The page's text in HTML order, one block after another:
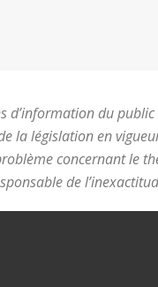
d’information du
la législation en
concernant le
de